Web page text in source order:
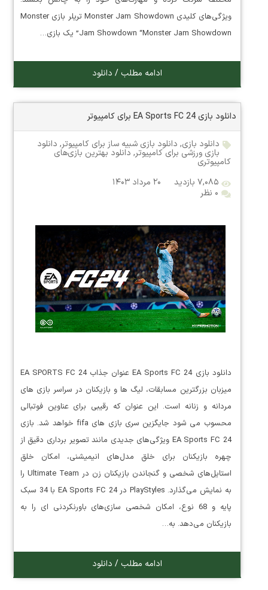
ویژگی‌های کلیدی Monster Jam Showdown تریلر بازی Monster
Jam Showdown “Monster Jam Showdown” یک بازی…
ادامه مطلب / دانلود
دانلود بازی EA Sports FC 24 برای کامپیوتر
دانلود بازی, دانلود بازی شبیه ساز برای کامپیوتر, دانلود
بازی ورزشی برای کامپیوتر, دانلود بهترین بازی‌های
کامپیوتری
۷,۰۸۵ بازدید
۲۰ مرداد ۱۴۰۳
۰ نظر
دانلود بازی EA Sports FC 24 عنوان جذاب EA SPORTS FC 24
میزبان بزرگترین مسابقات، لیگ ها و بازیکنان در سراسر بازی های
مردانه و زنانه است. این عنوان که رقیبی برای عناوین فوتبالی
محسوب می شود جایگزین سری بازی های fifa خواهد شد. بازی
EA Sports FC 24 ویژگی‌های جدیدی مانند تصویر برداری دقیق از
چهره بازیکنان برای خلق مدل‌های انیمیشنی، امکان خلق
استایل‌های شخصی و گنجاندن بازیکنان زن در Ultimate Team را
به نمایش می‌گذارد. PlayStyles در EA Sports FC 24 با 34 سبک
پایه و 68 نوع، امکان شخصی سازی‌های باورنکردنی ای را به
بازیکنان می‌دهد. به…
ادامه مطلب / دانلود